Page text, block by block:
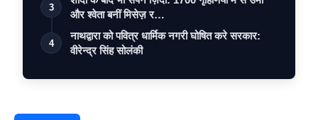
3
और श्वेता बनीं मिसेज़ र…
4
नाथद्वारा को पवित्र धार्मिक नगरी घोषित करे सरकार:
वीरेन्द्र सिंह सोलंकी